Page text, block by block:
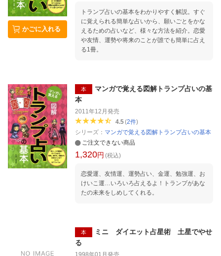
かごに入れる
トランプ占いの基本をわかりやすく解説。すぐ
に覚えられる簡単な占いから、願いごとをかな
えるための占いなど、様々な方法を紹介。恋愛
や友情、運勢や将来のことが誰でも簡単に占え
る1冊。
本
マンガで覚える図解トランプ占いの基
本
2011年12月 発売
4.5(2件)
シリーズ： マンガで覚える図解トランプ占いの基本
ご注文できない商品
1,320円 (税込)
恋愛運、友情運、運勢占い、金運、勉強運、お
けいこ運…いろいろ占えるよ！トランプがあな
たの未来をしめしてくれる。
本
ミニ ダイエット占星術 土星でやせ
る
1998年01月 発売